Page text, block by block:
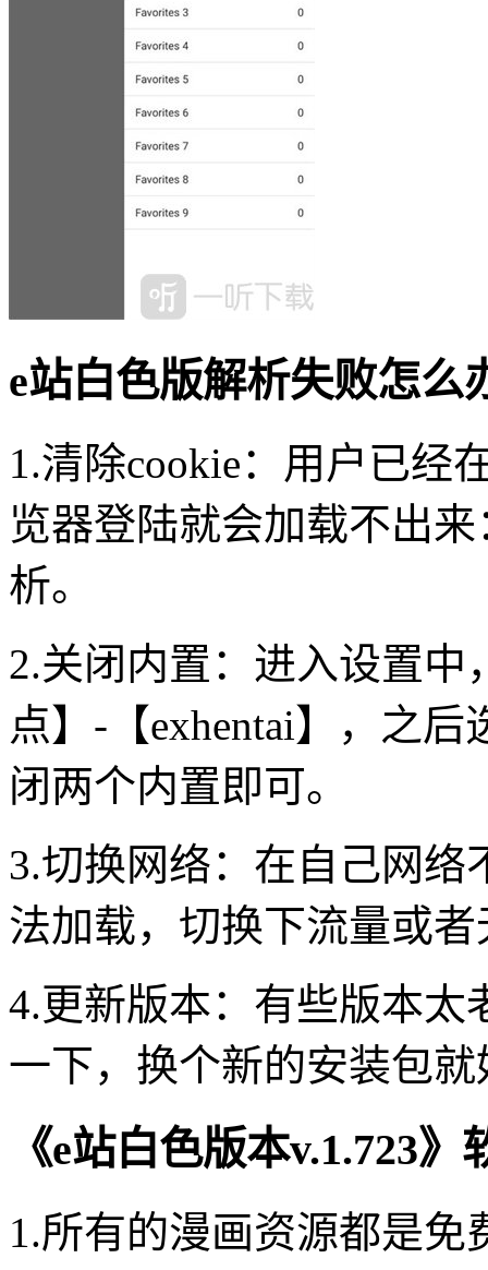
e站白色版解析失败怎么
1.清除cookie：用户已经
览器登陆就会加载不出
析。
2.关闭内置：进入设置中
点】-【exhentai】，之
闭两个内置即可。
3.切换网络：在自己网
法加载，切换下流量或
4.更新版本：有些版本太
一下，换个新的安装包就
《e站白色版本v.1.723
1.所有的漫画资源都是